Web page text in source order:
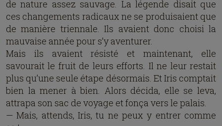
de nature assez sauvage. La légende disait que
ces changements radicaux ne se produisaient que
de manière triennale. Ils avaient donc choisi la
mauvaise année pour s’y aventurer.
Mais ils avaient résisté et maintenant, elle
savourait le fruit de leurs efforts. Il ne leur restait
plus qu’une seule étape désormais. Et Iris comptait
bien la mener à bien. Alors décida, elle se leva,
attrapa son sac de voyage et fonça vers le palais.
— Mais, attends, Iris, tu ne peux y entrer comme